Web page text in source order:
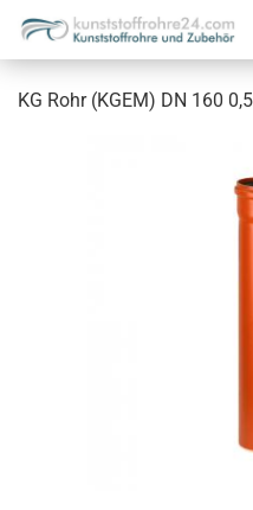
KG Rohr (KGEM) DN 160